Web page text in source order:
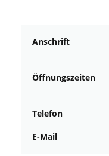
Anschrift
Öffnungszeiten
Telefon
E-Mail